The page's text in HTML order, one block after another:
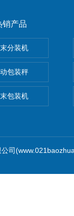
销产品
分装机
包装秤
包装机
司